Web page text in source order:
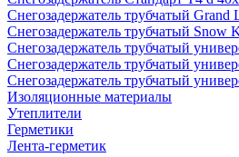
Снегозадержатель трубчатый Grand
Снегозадержатель трубчатый Snow
Снегозадержатель трубчатый
Снегозадержатель трубчатый
Снегозадержатель трубчатый
Изоляционные материалы
Утеплители
Герметики
Лента-герметик